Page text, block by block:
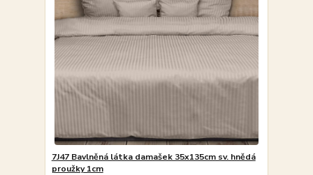
7J47 Bavlněná látka damašek 35x135cm sv. hnědá
proužky 1cm